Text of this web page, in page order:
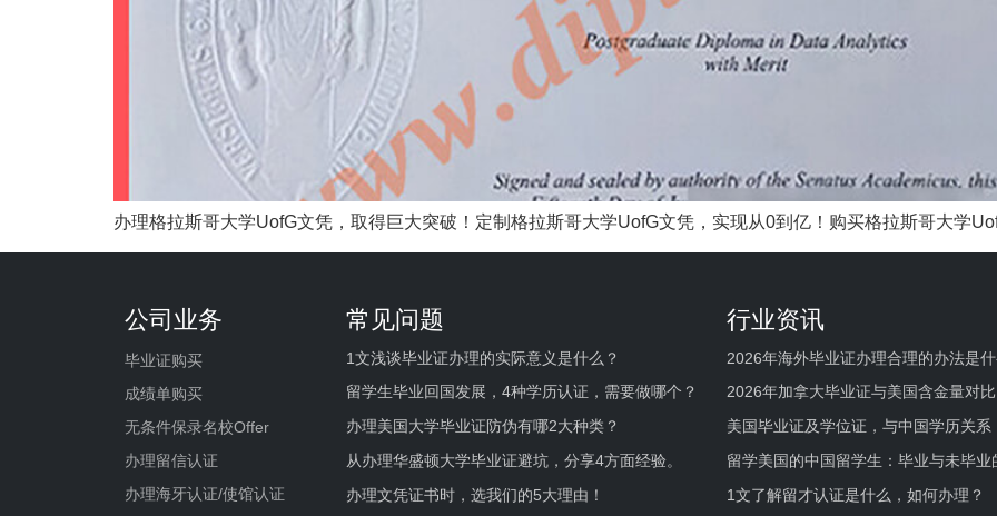
办理格拉斯哥大学UofG文凭，取得巨大突破！定制格拉斯哥大学UofG文凭，实现从0到亿！购买格拉斯哥大学
公司业务
毕业证购买
成绩单购买
无条件保录名校Offer
办理留信认证
办理海牙认证/使馆认证
常见问题
1文浅谈毕业证办理的实际意义是什么？
留学生毕业回国发展，4种学历认证，需要做哪个？
办理美国大学毕业证防伪有哪2大种类？
从办理华盛顿大学毕业证避坑，分享4方面经验。
办理文凭证书时，选我们的5大理由！
行业资讯
2026年海外毕业证办理合理的办法是
2026年加拿大毕业证与美国含金量对比
美国毕业证及学位证，与中国学历关系
留学美国的中国留学生：毕业与未毕业
1文了解留才认证是什么，如何办理？